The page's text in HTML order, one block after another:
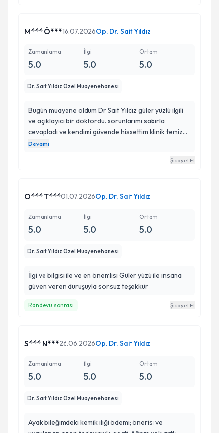
M*** Ö***16.07.2026Op. Dr. Sait Yıldız
Zamanlama
5.0
İlgi
5.0
Ortam
5.0
Dr. Sait Yıldız Özel Muayenehanesi
Bugün muayene oldum Dr Sait Yıldız güler yüzlü ilgili
ve açıklayıcı bir doktordu. sorunlarımı sabırla
cevapladı ve kendimi güvende hissettim klinik temiz
ve düzenliydi memnun kaldım gönül rahatlığı ile
Devamı
Şikayet Et
O*** T***01.07.2026Op. Dr. Sait Yıldız
Zamanlama
5.0
İlgi
5.0
Ortam
5.0
Dr. Sait Yıldız Özel Muayenehanesi
İlgi ve bilgisi ile ve en önemlisi Güler yüzü ile insana
güven veren duruşuyla sonsuz teşekkür
Randevu sonrası Şikayet Et
S*** N***26.06.2026Op. Dr. Sait Yıldız
Zamanlama
5.0
İlgi
5.0
Ortam
5.0
Dr. Sait Yıldız Özel Muayenehanesi
Ayak bileğimdeki kemik iliği ödemi; önerisi ve